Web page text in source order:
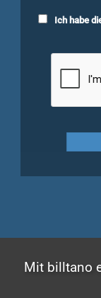
Ich habe
Mit billtano